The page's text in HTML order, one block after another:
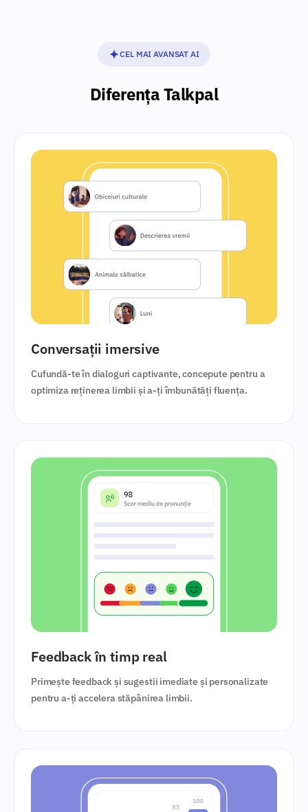
CEL MAI AVANSAT AI
Diferența Talkpal
Conversații imersive
Cufundă-te în dialoguri captivante, concepute pentru a
optimiza reținerea limbii și a-ți îmbunătăți fluența.
Feedback în timp real
Primește feedback și sugestii imediate și personalizate
pentru a-ți accelera stăpânirea limbii.